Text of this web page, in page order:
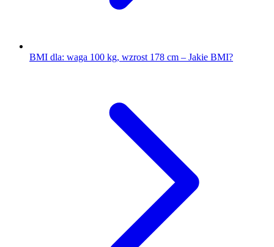
BMI dla: waga 100 kg, wzrost 178 cm – Jakie BMI?